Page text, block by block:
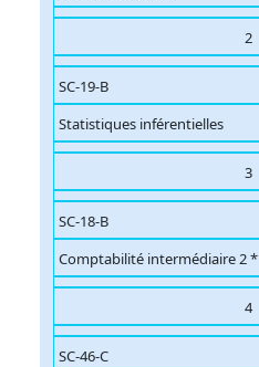
2
SC-19-B
Statistiques inférentielles
3
SC-18-B
Comptabilité intermédiaire 2 *
4
SC-46-C